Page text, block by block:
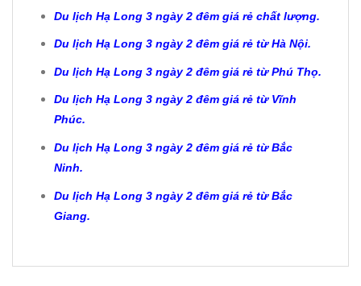
Du lịch Hạ Long 3 ngày 2 đêm giá rẻ chất lượng.
Du lịch Hạ Long 3 ngày 2 đêm giá rẻ từ Hà Nội.
Du lịch Hạ Long 3 ngày 2 đêm giá rẻ từ Phú Thọ.
Du lịch Hạ Long 3 ngày 2 đêm giá rẻ từ Vĩnh
Phúc.
Du lịch Hạ Long 3 ngày 2 đêm giá rẻ từ Bắc
Ninh.
Du lịch Hạ Long 3 ngày 2 đêm giá rẻ từ Bắc
Giang.